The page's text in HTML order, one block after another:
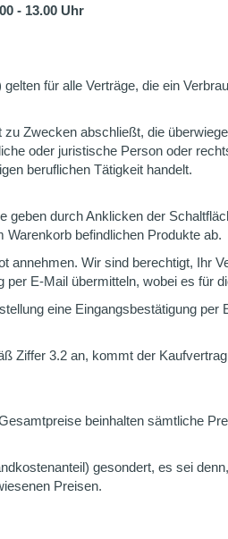
- 13.00 Uhr
für alle Verträge, die ein
Zwecken abschließt, die
oder juristische Person oder
beruflichen Tätigkeit handelt.
durch Anklicken der
befindlichen Produkte ab.
Wir sind berechtigt, Ihr
E-Mail übermitteln, wobei es für
eine Eingangsbestätigung
Ziffer 3.2 an, kommt der
beinhalten sämtliche
gesondert, es sei
Preisen.